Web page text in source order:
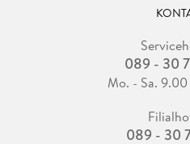
089 - 30
Mo. - Sa.
089 - 30